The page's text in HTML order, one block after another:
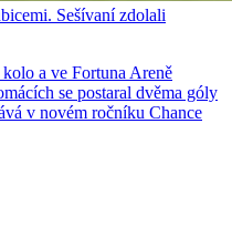
Sešívaní zdolali
a ve Fortuna Areně
se postaral dvěma góly
v novém ročníku Chance